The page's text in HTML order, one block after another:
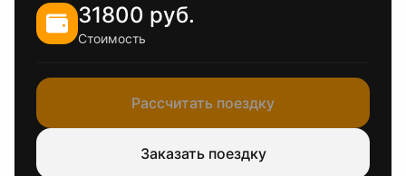
31800 руб.
Стоимость
Рассчитать поездку
Заказать поездку